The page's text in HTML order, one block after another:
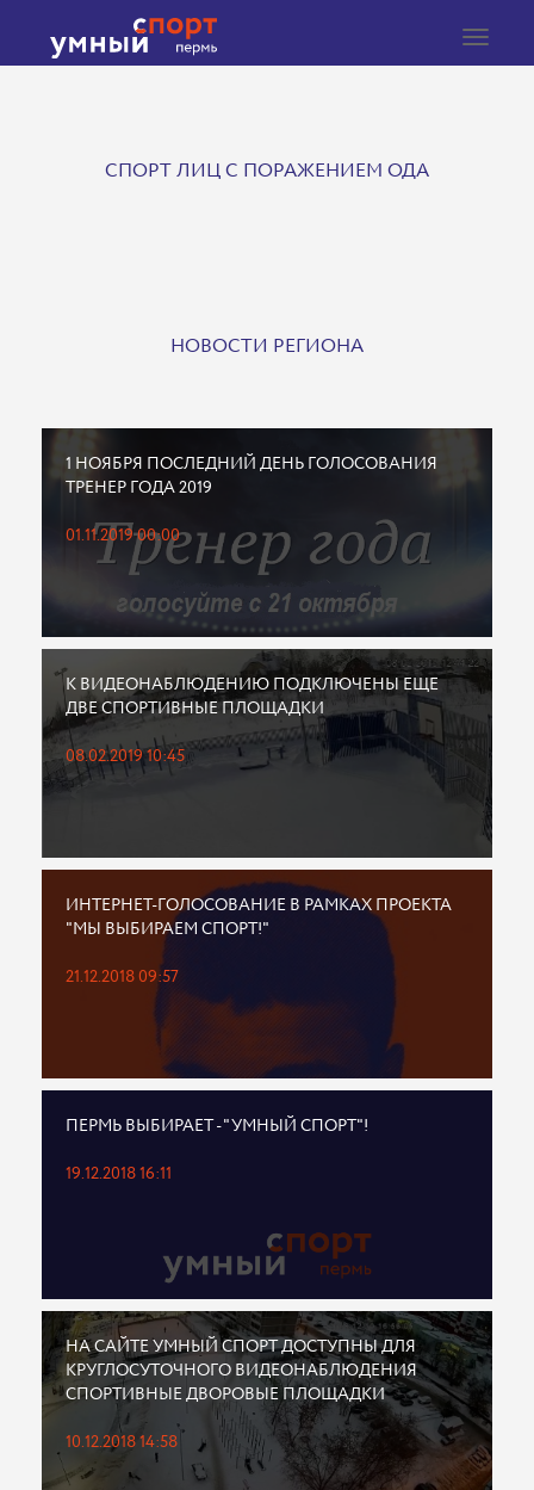
Toggle
СПОРТ ЛИЦ С ПОРАЖЕНИЕМ ОДА
НОВОСТИ РЕГИОНА
1 НОЯБРЯ ПОСЛЕДНИЙ ДЕНЬ ГОЛОСОВАНИЯ
ТРЕНЕР ГОДА 2019
01.11.2019 00:00
К ВИДЕОНАБЛЮДЕНИЮ ПОДКЛЮЧЕНЫ ЕЩЕ
ДВЕ СПОРТИВНЫЕ ПЛОЩАДКИ
08.02.2019 10:45
ИНТЕРНЕТ-ГОЛОСОВАНИЕ В РАМКАХ ПРОЕКТА
"МЫ ВЫБИРАЕМ СПОРТ!"
21.12.2018 09:57
ПЕРМЬ ВЫБИРАЕТ - "УМНЫЙ СПОРТ"!
19.12.2018 16:11
НА САЙТЕ УМНЫЙ СПОРТ ДОСТУПНЫ ДЛЯ
КРУГЛОСУТОЧНОГО ВИДЕОНАБЛЮДЕНИЯ
СПОРТИВНЫЕ ДВОРОВЫЕ ПЛОЩАДКИ
10.12.2018 14:58